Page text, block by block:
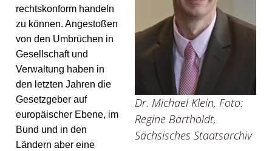
Dr. Michael Klein, Foto:
Regine Bartholdt,
Sächsisches Staatsarchiv
rechtskonform handeln
zu können. Angestoßen
von den Umbrüchen in
Gesellschaft und
Verwaltung haben in
den letzten Jahren die
Gesetzgeber auf
europäischer Ebene, im
Bund und in den
Ländern aber eine